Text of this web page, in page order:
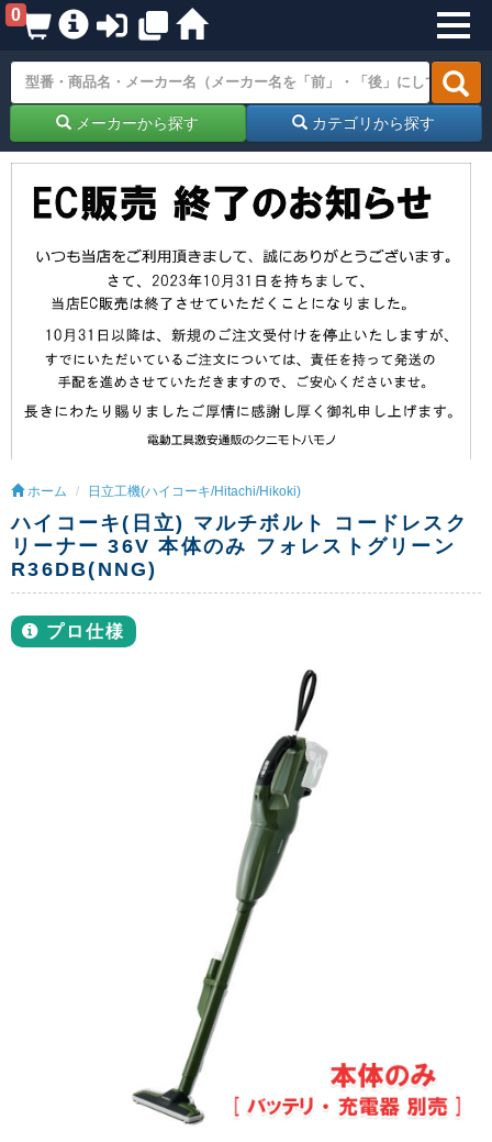
0
メーカーから探す カテゴリから探す
ホーム 日立工機(ハイコーキ/Hitachi/Hikoki)
ハイコーキ(日立) マルチボルト コードレスク
リーナー 36V 本体のみ フォレストグリーン
R36DB(NNG)
プロ仕様